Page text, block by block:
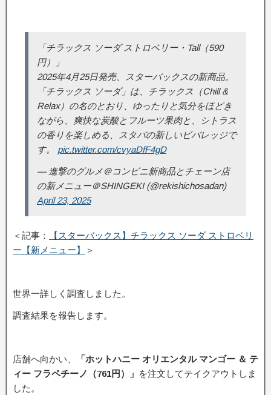
「チラックス ソーダ ストロベリー・Tall（590
円）」
2025年4月25日発売、スターバックスの新商品。
「チラックス ソーダ」は、チラックス（Chill &
Relax）の名のとおり、ゆったりと気分をほどき
ながら、爽快な炭酸とフルーツ果肉と、シトラス
の香りを楽しめる、スタバの新しいビバレッジで
す。 pic.twitter.com/cvyaDfF4gD
— 進撃のグルメ＠コンビニ新商品とチェーン店
の新メニュー＠SHINGEKI (@rekishichosadan)
April 23, 2025
＜記事：
【スターバックス】チラックス ソーダ ストロベリ
ー【新メニュー】
＞
世界一詳しく調査しました。
調査結果を報告します。
店舗へ向かい、
「ホットハニー オリエンタル マンゴー ＆ テ
ィー フラペチーノ（761円）」 を注文してテイクアウトしま
した。